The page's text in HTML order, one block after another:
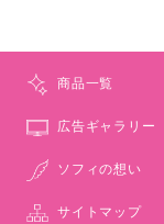
商品一覧
広告ギャラリー
ソフィの想い
サイトマップ